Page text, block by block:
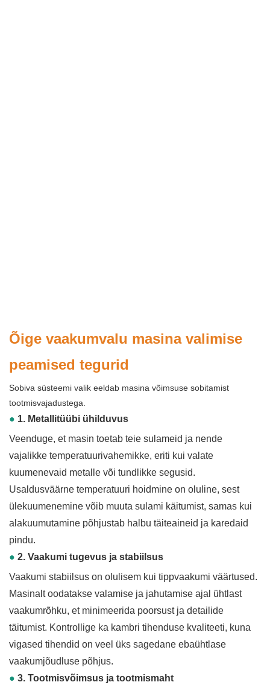
Õige vaakumvalu masina valimise
peamised tegurid
Sobiva süsteemi valik eeldab masina võimsuse sobitamist
tootmisvajadustega.
● 1. Metallitüübi ühilduvus
Veenduge, et masin toetab teie sulameid ja nende
vajalikke temperatuurivahemikke, eriti kui valate
kuumenevaid metalle või tundlikke segusid.
Usaldusväärne temperatuuri hoidmine on oluline, sest
ülekuumenemine võib muuta sulami käitumist, samas kui
alakuumutamine põhjustab halbu täiteaineid ja karedaid
pindu.
● 2. Vaakumi tugevus ja stabiilsus
Vaakumi stabiilsus on olulisem kui tippvaakumi väärtused.
Masinalt oodatakse valamise ja jahutamise ajal ühtlast
vaakumrõhku, et minimeerida poorsust ja detailide
täitumist. Kontrollige ka kambri tihenduse kvaliteeti, kuna
vigased tihendid on veel üks sagedane ebaühtlase
vaakumjõudluse põhjus.
● 3. Tootmisvõimsus ja tootmismaht